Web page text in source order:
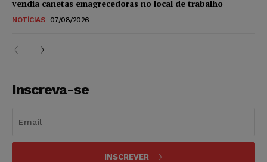
vendia canetas emagrecedoras no local de trabalho
NOTÍCIAS 07/08/2026
Inscreva-se
INSCREVER